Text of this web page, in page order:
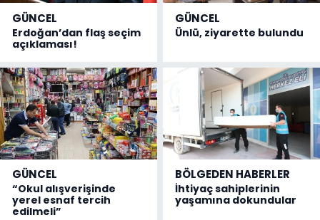
GÜNCEL
Erdoğan’dan flaş seçim
açıklaması!
GÜNCEL
Ünlü, ziyarette bulundu
GÜNCEL
“Okul alışverişinde
yerel esnaf tercih
edilmeli”
BÖLGEDEN HABERLER
İhtiyaç sahiplerinin
yaşamına dokundular